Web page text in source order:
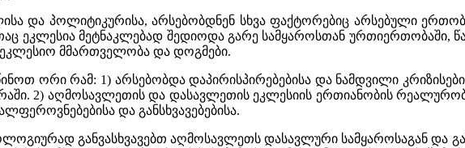
და პოლიტიკურისა, არსებობდნენ სხვა ფაქტორებიც არსებული
ეკლესია მეტნაკლებად შედიოდა გარე სამყაროსთან ურთიერთობაში,
მმართველობა და დოგმები.
ორი რამ: 1) არსებობდა დაპირისპირებებისა და ნამდვილი
2) აღმოსავლეთის და დასავლეთის ეკლესიის ერთიანობის
და განსხვავებებისა.
განვასხვავებთ აღმოსავლეთს დასავლური სამყაროსაგან და